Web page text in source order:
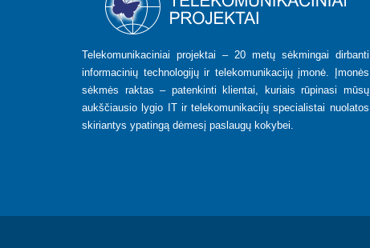
Telekomunikaciniai projektai – 20 metų sėkmingai dirbanti
informacinių technologijų ir telekomunikacijų įmonė. Įmonės
sėkmės raktas – patenkinti klientai, kuriais rūpinasi mūsų
aukščiausio lygio IT ir telekomunikacijų specialistai nuolatos
skiriantys ypatingą dėmesį paslaugų kokybei.